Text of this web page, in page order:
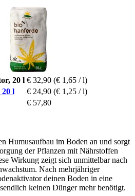
20 l € 32,90 (€ 1,65 / l)
20 l
€ 24,90 (€ 1,25 / l)
€ 57,80
Humusaufbau im Boden an und sorgt
der Pflanzen mit Nährstoffen
Wirkung zeigt sich unmittelbar nach
Nach mehrjähriger
deinen Boden in eine
keinen Dünger mehr benötigt.